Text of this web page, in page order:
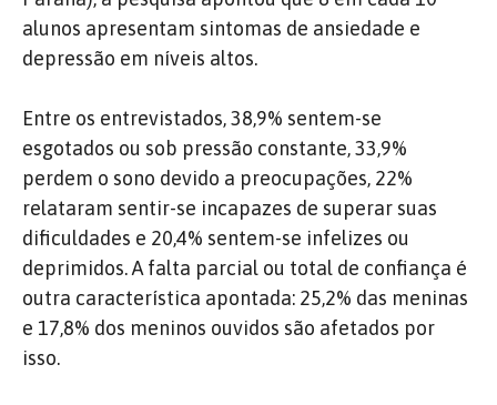
alunos apresentam sintomas de ansiedade e
depressão em níveis altos.
Entre os entrevistados, 38,9% sentem-se
esgotados ou sob pressão constante, 33,9%
perdem o sono devido a preocupações, 22%
relataram sentir-se incapazes de superar suas
dificuldades e 20,4% sentem-se infelizes ou
deprimidos. A falta parcial ou total de confiança é
outra característica apontada: 25,2% das meninas
e 17,8% dos meninos ouvidos são afetados por
isso.